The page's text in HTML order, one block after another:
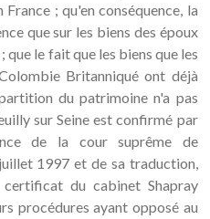
; qu'en conséquence, la
que sur les biens des époux
le fait que les biens que les
Britanniqué ont déjà
du patrimoine n'a pas
sur Seine est confirmé par
de la cour suprême de
1997 et de sa traduction,
du cabinet Shapray
procédures ayant opposé au